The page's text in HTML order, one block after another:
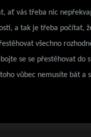
ať vás třeba nic
a tak je třeba počítat,
všechno
se se přestěhovat
vůbec nemusíte bát a